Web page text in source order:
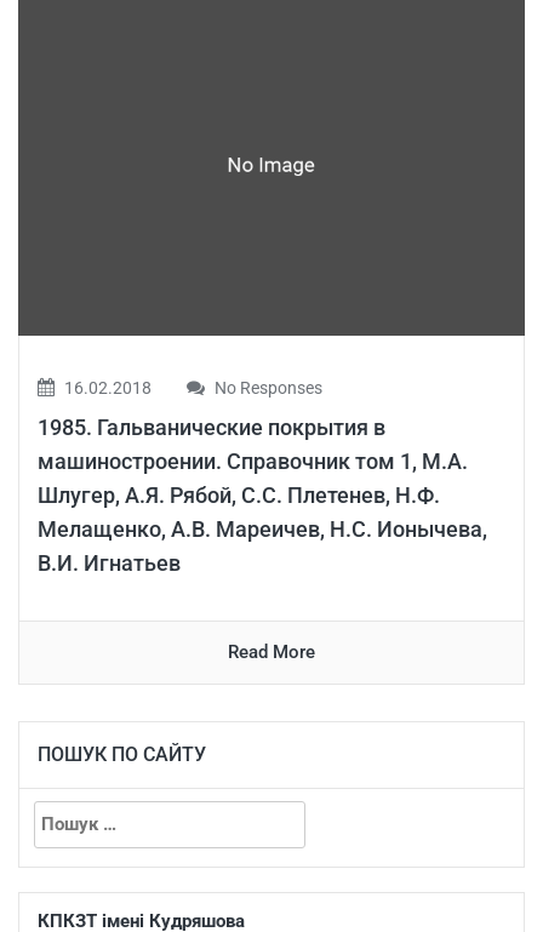
16.02.2018 No Responses
1985. Гальванические покрытия в
машиностроении. Справочник том 1, М.А.
Шлугер, А.Я. Рябой, С.С. Плетенев, Н.Ф.
Мелащенко, А.В. Мареичев, Н.С. Ионычева,
В.И. Игнатьев
Read More
ПОШУК ПО САЙТУ
КПКЗТ імені Кудряшова